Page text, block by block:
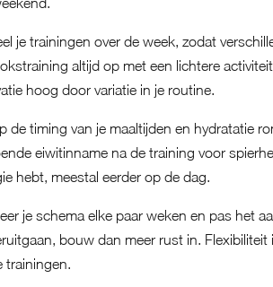
je trainingen over de week, zodat
altijd op met een lichtere
hoog door variatie in je routine.
de timing van je maaltijden en hydratatie
eiwitinname na de training voor
hebt, meestal eerder op de dag.
je schema elke paar weken en pas het
bouw dan meer rust in.
trainingen.